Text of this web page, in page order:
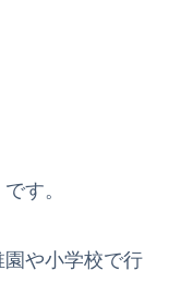
です。
や小学校で行